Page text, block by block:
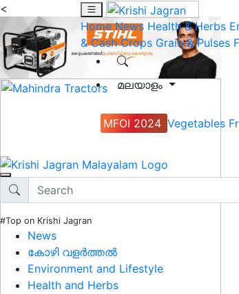
<
Home News Health & Herbs
& Cash Crops Grain & Pulses
മലയാളം
MFOI 2024 Vegetables
#Top on Krishi Jagran
News
കോഴി വളർത്തൽ
Environment and Lifestyle
Health and Herbs